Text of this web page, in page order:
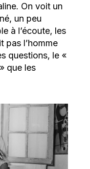
On voit un
un peu
à l’écoute, les
pas l’homme
questions, le «
que les